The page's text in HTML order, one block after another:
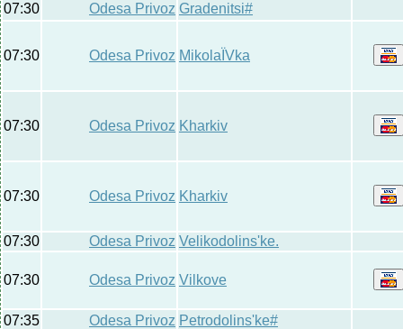
07:30 Odesa Privoz Gradenitsi#
07:30 Odesa Privoz MikolaЇVka
07:30 Odesa Privoz Kharkiv
07:30 Odesa Privoz Kharkiv
07:30 Odesa Privoz Velikodolins'ke.
07:30 Odesa Privoz Vilkove
07:35 Odesa Privoz Petrodolins'ke#